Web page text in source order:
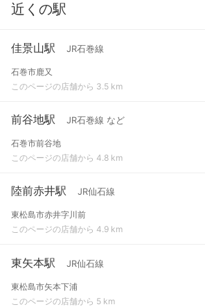
近くの駅
佳景山駅 JR石巻線
石巻市鹿又
このページの店舗から 3.5 km
前谷地駅 JR石巻線 など
石巻市前谷地
このページの店舗から 4.8 km
陸前赤井駅 JR仙石線
東松島市赤井字川前
このページの店舗から 4.9 km
東矢本駅 JR仙石線
東松島市矢本下浦
このページの店舗から 5 km